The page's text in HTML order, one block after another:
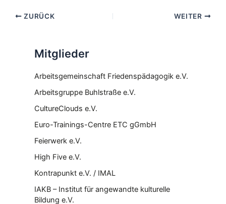
ZURÜCK WEITER
Mitglieder
Arbeitsgemeinschaft Friedenspädagogik e.V.
Arbeitsgruppe Buhlstraße e.V.
CultureClouds e.V.
Euro-Trainings-Centre ETC gGmbH
Feierwerk e.V.
High Five e.V.
Kontrapunkt e.V. / IMAL
IAKB – Institut für angewandte kulturelle
Bildung e.V.